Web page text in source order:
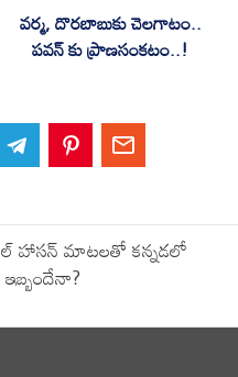
వర్మ, దొరబాబుకు చెలగాటం..
పవన్ కు ప్రాణసంకటం..!
హాసన్ మాటలతో కన్నడలో
ఇబ్బందేనా?